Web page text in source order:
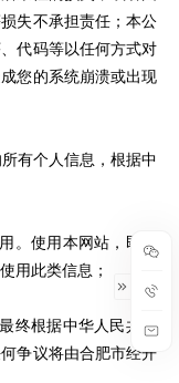
失不承担责任；本公
代码等以任何方式对
您的系统崩溃或出现
有个人信息，根据中
。使用本网站，即表
用此类信息；
终根据中华人民共和
争议将由合肥市经开